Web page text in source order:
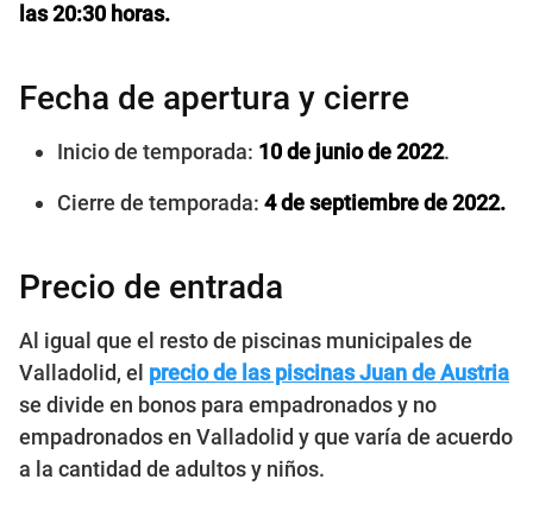
las 20:30 horas.
Fecha de apertura y cierre
Inicio de temporada: 10 de junio de 2022.
Cierre de temporada: 4 de septiembre de 2022.
Precio de entrada
Al igual que el resto de piscinas municipales de
Valladolid, el precio de las piscinas Juan de Austria
se divide en bonos para empadronados y no
empadronados en Valladolid y que varía de acuerdo
a la cantidad de adultos y niños.